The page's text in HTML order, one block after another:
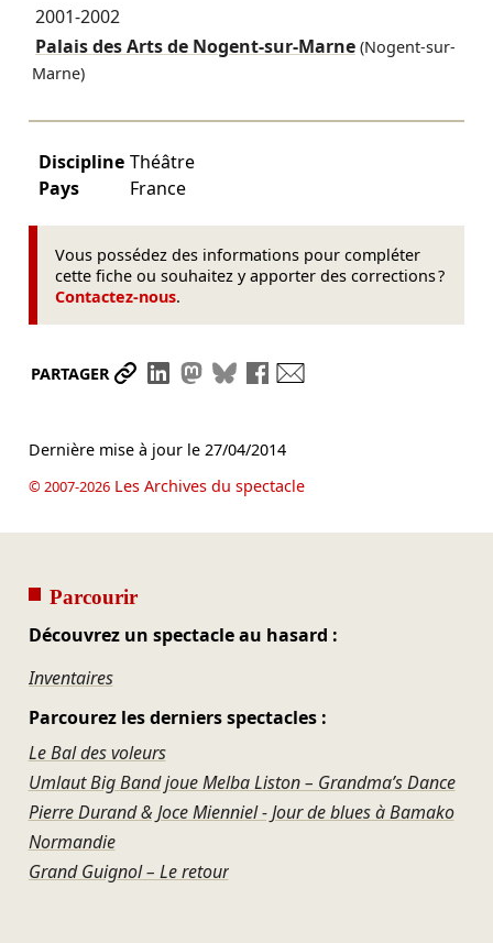
2001-2002
Palais des Arts de Nogent-sur-Marne(Nogent-sur-
Marne)
Discipline Théâtre
Pays
France
Vous possédez des informations pour compléter
cette fiche ou souhaitez y apporter des corrections ?
Contactez-nous.
PARTAGER Partager le lien
Partager sur LinkedIn
Partager sur Mastodon
Partager sur Bluesky
Partager sur Facebook
Dernière mise à jour le 27/04/2014
© 2007-2026Les Archives du spectacle
Parcourir
Découvrez un spectacle au hasard :
Inventaires
Parcourez les derniers spectacles :
Le Bal des voleurs
Umlaut Big Band joue Melba Liston – Grandma’s Dance
Pierre Durand & Joce Mienniel - Jour de blues à Bamako
Normandie
Grand Guignol – Le retour